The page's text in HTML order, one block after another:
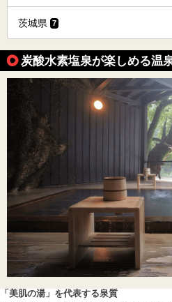
茨城県 7
炭酸水素塩泉が楽しめる温
「美肌の湯」を代表する泉質